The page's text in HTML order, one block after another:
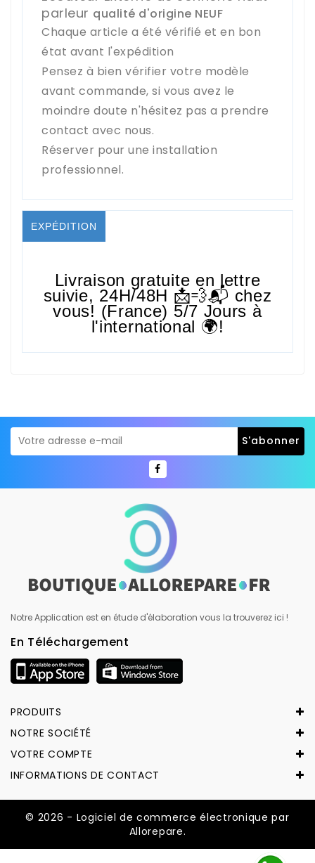
parleur qualité d'origine NEUF
Chaque article a été vérifié et en bon
état avant l'expédition
Pensez à bien vérifier votre modèle
avant commande, si vous avez le
moindre doute n'hésitez pas a prendre
contact avec nous.
Réserver pour une installation
professionnel.
EXPÉDITION
Livraison gratuite en lettre
suivie, 24H/48H 📩💨📬 chez
vous! (France) 5/7 Jours à
l'international 🌍!
Notre Application est en étude d'élaboration vous la trouverez ici !
En Téléchargement
PRODUITS
NOTRE SOCIÉTÉ
VOTRE COMPTE
INFORMATIONS DE CONTACT
© 2026 - Logiciel de commerce électronique par
Allorepare.